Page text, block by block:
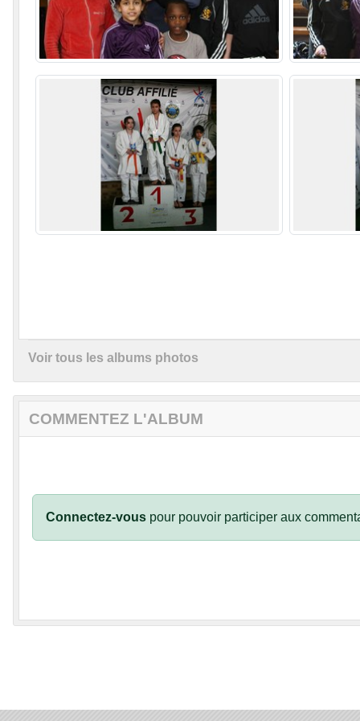
Voir tous les albums photos
COMMENTEZ L'ALBUM
Connectez-vous pour pouvoir participer aux